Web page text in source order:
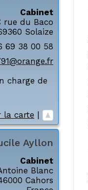
Cabinet
rue du Baco
Solaize
69 38 00 58
charge de
la carte
Ayllon
Cabinet
Blanc
Cahors